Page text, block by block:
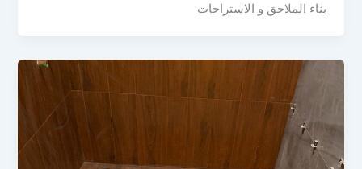
بناء الملاحق و الاستراحات